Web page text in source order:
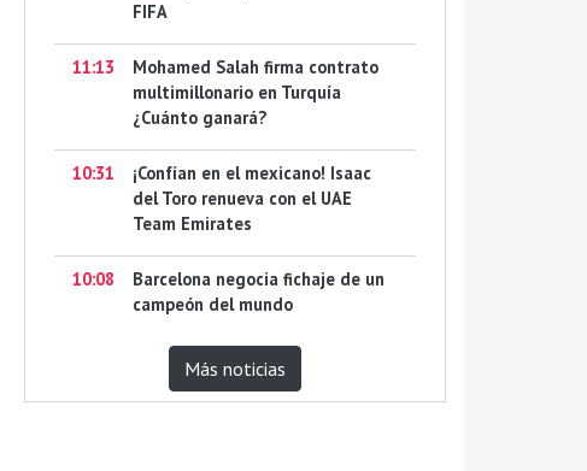
FIFA
11:13
Mohamed Salah firma contrato
multimillonario en Turquía
¿Cuánto ganará?
10:31
¡Confían en el mexicano! Isaac
del Toro renueva con el UAE
Team Emirates
10:08
Barcelona negocia fichaje de un
campeón del mundo
Más noticias